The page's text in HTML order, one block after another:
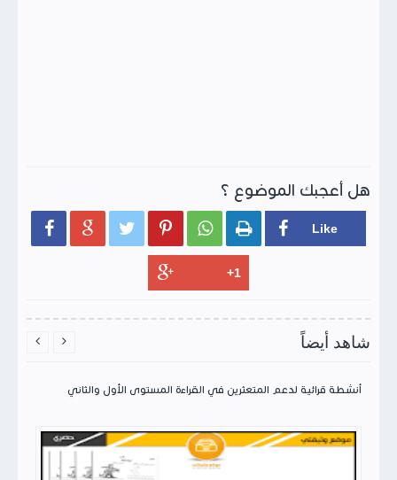
هل أعجبك الموضوع ؟
     
شاهد أيضاً
أنشطة قرائية لدعم المتعثرين في القراءة المستوى الأول والثاني
 